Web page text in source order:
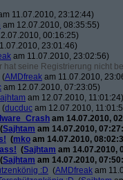
11.07.2010, 23:12:44)
am 12.07.2010, 08:35:55)
00:16:25)
23:01:46)
am 11.07.2010, 23:02:56)
hat seine Registrierung nicht
(AMDfreak am 11.07.2010,
am 12.07.2010, 07:23:05)
am 12.07.2010, 11:01:24)
(ducduc am 12.07.2010,
am 14.07.2010,
(Sajhtam am 14.07.2010,
(mko am 14.07.2010,
(Sajhtam am 14.07.2010,
(Sajhtam am 14.07.2010,
:D (AMDfreak am